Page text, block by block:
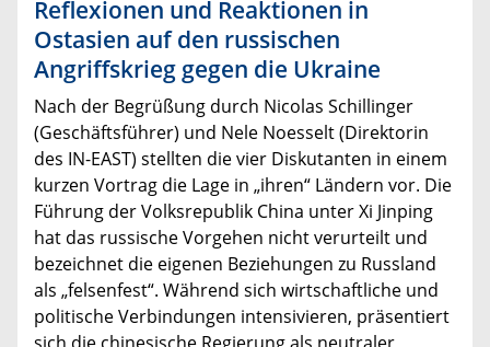
Reflexionen und Reaktionen in
Ostasien auf den russischen
Angriffskrieg gegen die Ukraine
Nach der Begrüßung durch Nicolas Schillinger
(Geschäftsführer) und Nele Noesselt (Direktorin
des IN-EAST) stellten die vier Diskutanten in einem
kurzen Vortrag die Lage in „ihren“ Ländern vor. Die
Führung der Volksrepublik China unter Xi Jinping
hat das russische Vorgehen nicht verurteilt und
bezeichnet die eigenen Beziehungen zu Russland
als „felsenfest“. Während sich wirtschaftliche und
politische Verbindungen intensivieren, präsentiert
sich die chinesische Regierung als neutraler